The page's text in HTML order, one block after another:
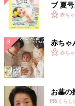
ブ 夏
く！赤ち
赤ちゃ
赤ち
お墓の
PR(くらし